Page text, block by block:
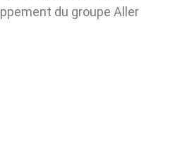
du groupe Aller